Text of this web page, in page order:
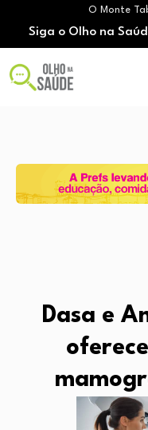
O Monte
Mitos sobre a
Lei prorroga
Brasil registra
Siga o Olho na
Dasa e